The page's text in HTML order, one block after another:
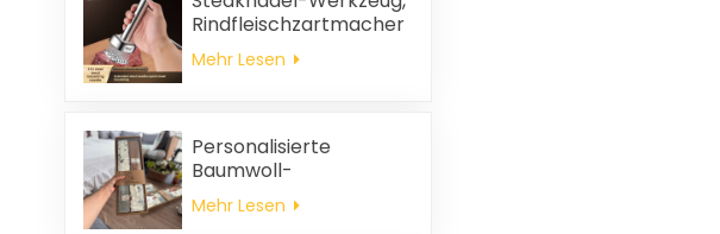
Rindfleischzartmacher
Mehr Lesen
Personalisierte
Baumwoll-
Hochzeitsgeschenke
und
Mehr Lesen